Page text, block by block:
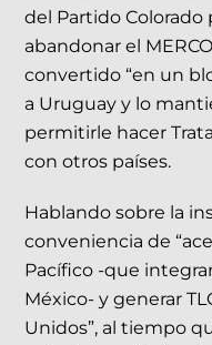
del Partido
abandonar el
convertido “en un
a Uruguay y lo
permitirle hacer
con otros países.
Hablando sobre la
conveniencia de
Pacífico -que
México- y generar
Unidos”, al tiempo